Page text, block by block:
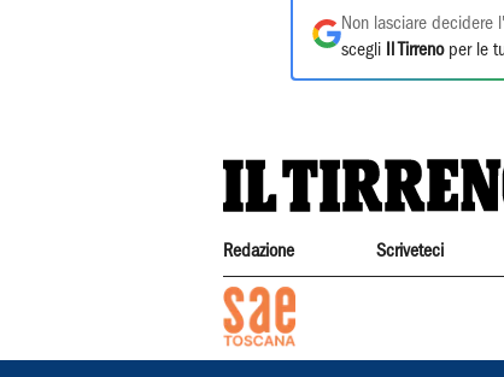
Non lasciare decidere
scegli
Il Tirrenoper le
Redazione Scriveteci